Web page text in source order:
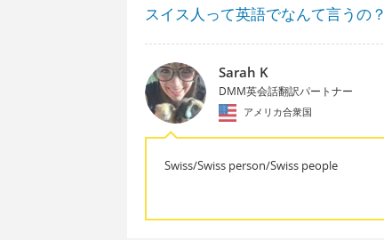
スイス人って英語でなんて言うの？
Sarah K
DMM英会話翻訳パートナー
アメリカ合衆国
Swiss/Swiss person/Swiss people